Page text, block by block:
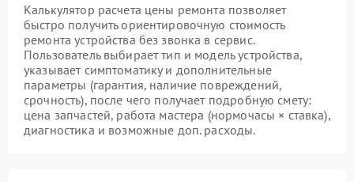
Калькулятор расчета цены ремонта позволяет
быстро получить ориентировочную стоимость
ремонта устройства без звонка в сервис.
Пользователь выбирает тип и модель устройства,
указывает симптоматику и дополнительные
параметры (гарантия, наличие повреждений,
срочность), после чего получает подробную смету:
цена запчастей, работа мастера (нормочасы × ставка),
диагностика и возможные доп. расходы.